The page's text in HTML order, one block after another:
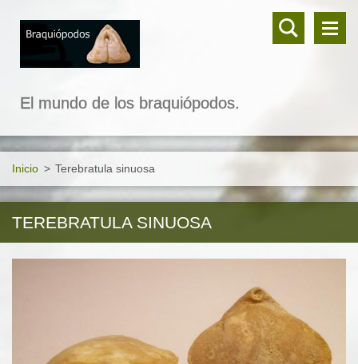
El mundo de los braquiópodos.
Inicio > Terebratula sinuosa
TEREBRATULA SINUOSA